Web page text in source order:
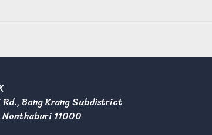
Bang Krang Subdistrict
11000